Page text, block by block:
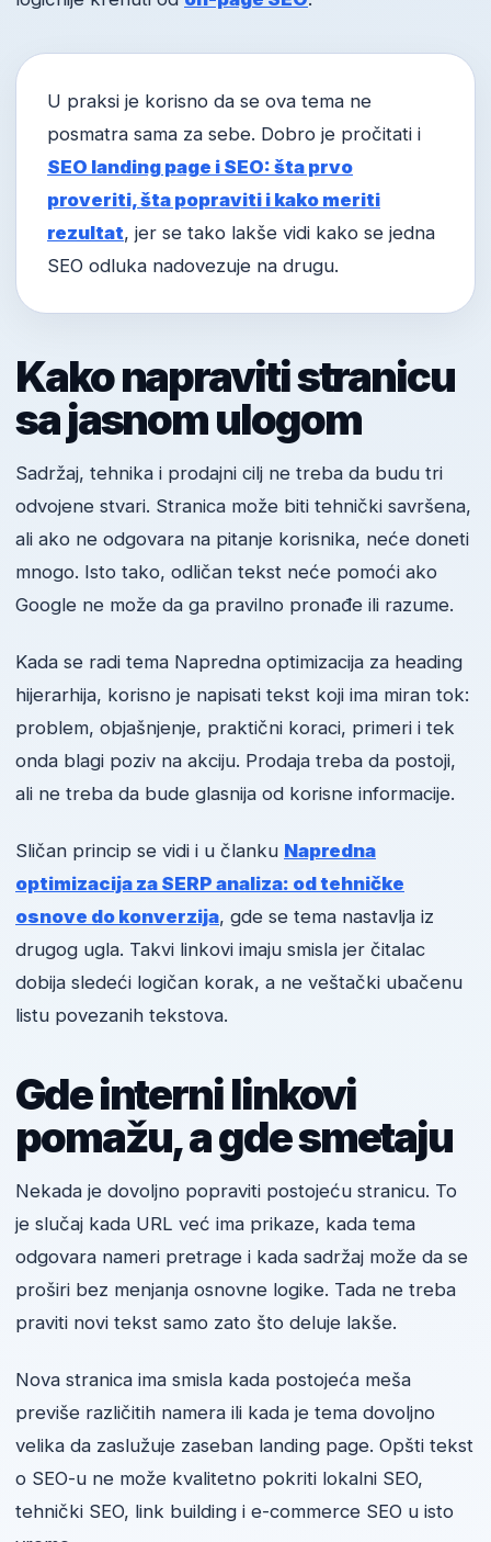
U praksi je korisno da se ova tema ne
posmatra sama za sebe. Dobro je pročitati i
SEO landing page i SEO: šta prvo
proveriti, šta popraviti i kako meriti
rezultat, jer se tako lakše vidi kako se jedna
SEO odluka nadovezuje na drugu.
Kako napraviti stranicu
sa jasnom ulogom
Sadržaj, tehnika i prodajni cilj ne treba da budu tri
odvojene stvari. Stranica može biti tehnički savršena,
ali ako ne odgovara na pitanje korisnika, neće doneti
mnogo. Isto tako, odličan tekst neće pomoći ako
Google ne može da ga pravilno pronađe ili razume.
Kada se radi tema Napredna optimizacija za heading
hijerarhija, korisno je napisati tekst koji ima miran tok:
problem, objašnjenje, praktični koraci, primeri i tek
onda blagi poziv na akciju. Prodaja treba da postoji,
ali ne treba da bude glasnija od korisne informacije.
Sličan princip se vidi i u članku Napredna
optimizacija za SERP analiza: od tehničke
osnove do konverzija, gde se tema nastavlja iz
drugog ugla. Takvi linkovi imaju smisla jer čitalac
dobija sledeći logičan korak, a ne veštački ubačenu
listu povezanih tekstova.
Gde interni linkovi
pomažu, a gde smetaju
Nekada je dovoljno popraviti postojeću stranicu. To
je slučaj kada URL već ima prikaze, kada tema
odgovara nameri pretrage i kada sadržaj može da se
proširi bez menjanja osnovne logike. Tada ne treba
praviti novi tekst samo zato što deluje lakše.
Nova stranica ima smisla kada postojeća meša
previše različitih namera ili kada je tema dovoljno
velika da zaslužuje zaseban landing page. Opšti tekst
o SEO-u ne može kvalitetno pokriti lokalni SEO,
tehnički SEO, link building i e-commerce SEO u isto